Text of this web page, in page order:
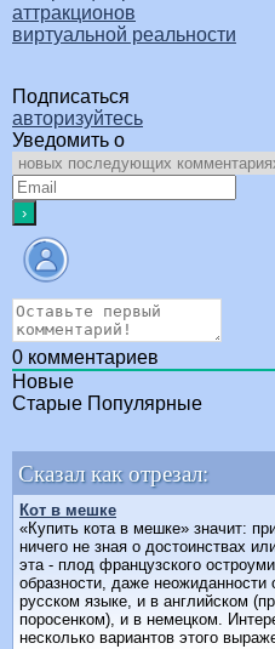
аттракционов
виртуальной реальности
Подписаться
авторизуйтесь
Уведомить о
0 комментариев
Новые
Старые Популярные
Сказал как отрезал:
Кот в мешке
«Купить кота в мешке» значит:
ничего не зная о достоинствах
эта - плод французского
образности, даже неожиданности
русском языке, и в английском
поросенком), и в немецком.
несколько вариантов этого